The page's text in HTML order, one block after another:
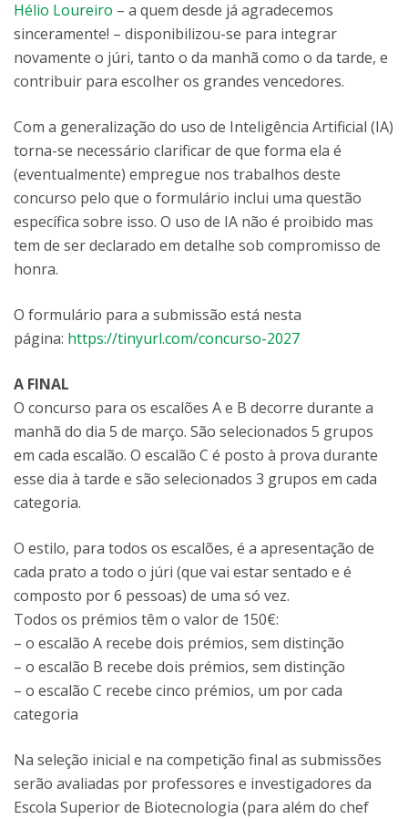
Hélio Loureiro – a quem desde já agradecemos
sinceramente! – disponibilizou-se para integrar
novamente o júri, tanto o da manhã como o da tarde, e
contribuir para escolher os grandes vencedores.
Com a generalização do uso de Inteligência Artificial (IA)
torna-se necessário clarificar de que forma ela é
(eventualmente) empregue nos trabalhos deste
concurso pelo que o formulário inclui uma questão
específica sobre isso. O uso de IA não é proibido mas
tem de ser declarado em detalhe sob compromisso de
honra.
O formulário para a submissão está nesta
página: https://tinyurl.com/concurso-2027
A FINAL
O concurso para os escalões A e B decorre durante a
manhã do dia 5 de março. São selecionados 5 grupos
em cada escalão. O escalão C é posto à prova durante
esse dia à tarde e são selecionados 3 grupos em cada
categoria.
O estilo, para todos os escalões, é a apresentação de
cada prato a todo o júri (que vai estar sentado e é
composto por 6 pessoas) de uma só vez.
Todos os prémios têm o valor de 150€:
– o escalão A recebe dois prémios, sem distinção
– o escalão B recebe dois prémios, sem distinção
– o escalão C recebe cinco prémios, um por cada
categoria
Na seleção inicial e na competição final as submissões
serão avaliadas por professores e investigadores da
Escola Superior de Biotecnologia (para além do chef